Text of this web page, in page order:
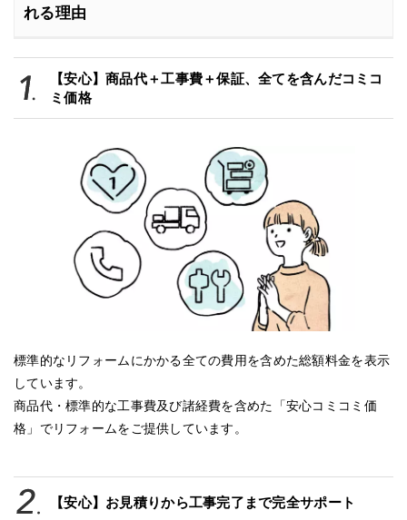
れる理由
【安心】商品代＋工事費＋保証、全てを含んだコミコ
ミ価格
標準的なリフォームにかかる全ての費用を含めた総額料金を表示
しています。
商品代・標準的な工事費及び諸経費を含めた「安心コミコミ価
格」でリフォームをご提供しています。
【安心】お見積りから工事完了まで完全サポート